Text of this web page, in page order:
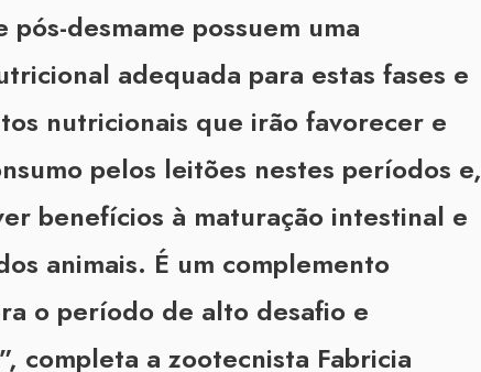
desmame possuem uma
adequada para estas fases e
nutricionais que irão favorecer e
pelos leitões nestes períodos e,
benefícios à maturação intestinal e
animais. É um complemento
o período de alto desafio e
completa a zootecnista Fabricia